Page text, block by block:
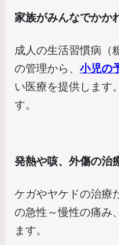
家族がみんなでかか
成人の生活習慣病（
の管理から、 小児の
い医療を提供します
す。
発熱や咳、外傷の治
ケガやヤケドの治療
の急性～慢性の痛み
ます。